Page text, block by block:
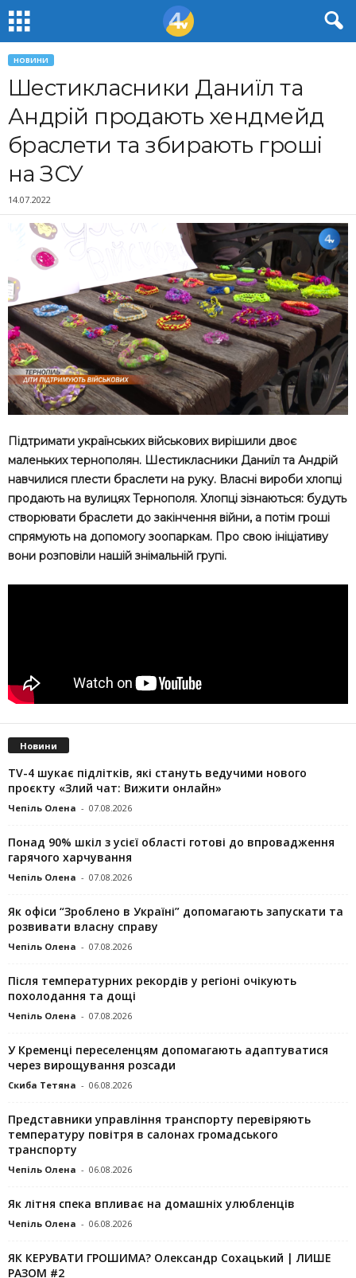
НОВИНИ
Шестикласники Даниїл та
Андрій продають хендмейд
браслети та збирають гроші
на ЗСУ
14.07.2022
Підтримати українських військових вирішили двоє
маленьких тернополян. Шестикласники Даниїл та Андрій
навчилися плести браслети на руку. Власні вироби хлопці
продають на вулицях Тернополя. Хлопці зізнаються: будуть
створювати браслети до закінчення війни, а потім гроші
спрямують на допомогу зоопаркам. Про свою ініціативу
вони розповіли нашій знімальній групі.
Новини
TV-4 шукає підлітків, які стануть ведучими нового
проєкту «Злий чат: Вижити онлайн»
Чепіль Олена - 07.08.2026
Понад 90% шкіл з усієї області готові до впровадження
гарячого харчування
Чепіль Олена - 07.08.2026
Як офіси “Зроблено в Україні” допомагають запускaти та
розвивати власну справу
Чепіль Олена - 07.08.2026
Після температурних рекордів у регіоні очікують
похолодання та дощі
Чепіль Олена - 07.08.2026
У Кременці переселенцям допомагають адаптуватися
через вирощування розсади
Скиба Тетяна - 06.08.2026
Представники управління транспорту перевіряють
температуру повітря в салонах громадського
транспорту
Чепіль Олена - 06.08.2026
Як літня спека впливає на домашніх улюбленців
Чепіль Олена - 06.08.2026
ЯК КЕРУВАТИ ГРОШИМА? Олександр Сохацький | ЛИШЕ
РАЗОМ #2